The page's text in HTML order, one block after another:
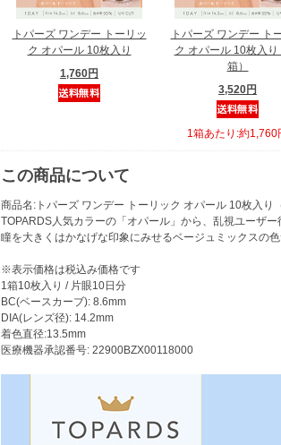
トパーズ ワンデー トーリッ
ク オパール 10枚入り
1,760円
トパーズ ワンデー ト
ク オパール 10枚入り
箱）
3,520円
1箱あたり:約1,760
この商品について
商品名:トパーズ ワンデー トーリック オパール 10枚入り
TOPARDS人気カラーの「オパール」から、乱視ユーザ
瞳を大きくはかなげな印象にみせるベージュミックスの色
※表示価格は税込み価格です
1箱10枚入り / 片眼10日分
BC(ベースカーブ): 8.6mm
DIA(レンズ径): 14.2mm
着色直径:13.5mm
医療機器承認番号: 22900BZX00118000